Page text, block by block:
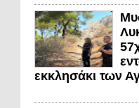
εκκλησάκι των